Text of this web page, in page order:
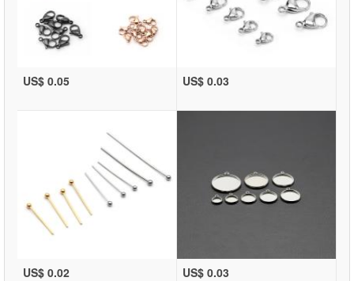
US$ 0.05 US$ 0.03
US$ 0.02 US$ 0.03